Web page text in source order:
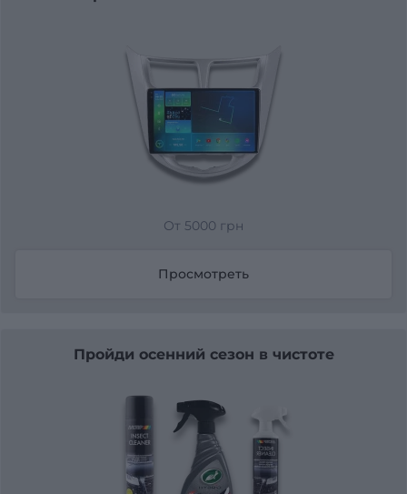
От 5000 грн
Просмотреть
Пройди осенний сезон в чистоте